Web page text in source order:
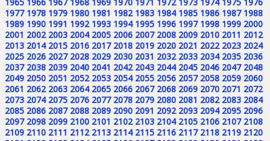
1977 1978 1979 1980 1981 1982 1983 1984 1985 1986 1987 1988
1989 1990 1991 1992 1993 1994 1995 1996 1997 1998 1999 2000
2001 2002 2003 2004 2005 2006 2007 2008 2009 2010 2011 2012
2013 2014 2015 2016 2017 2018 2019 2020 2021 2022 2023 2024
2025 2026 2027 2028 2029 2030 2031 2032 2033 2034 2035 2036
2037 2038 2039 2040 2041 2042 2043 2044 2045 2046 2047 2048
2049 2050 2051 2052 2053 2054 2055 2056 2057 2058 2059 2060
2061 2062 2063 2064 2065 2066 2067 2068 2069 2070 2071 2072
2073 2074 2075 2076 2077 2078 2079 2080 2081 2082 2083 2084
2085 2086 2087 2088 2089 2090 2091 2092 2093 2094 2095 2096
2097 2098 2099 2100 2101 2102 2103 2104 2105 2106 2107 2108
2109 2110 2111 2112 2113 2114 2115 2116 2117 2118 2119 2120